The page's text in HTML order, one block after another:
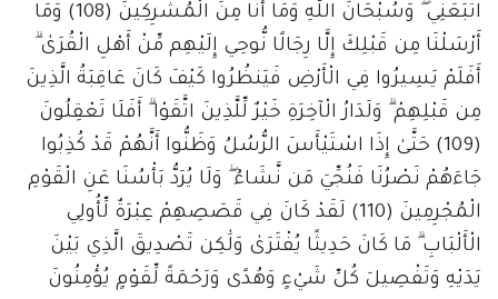
اتَّبَعَنِي ۖ وَسُبْحَانَ اللَّهِ وَمَا أَنَا مِنَ الْمُشْرِكِينَ (108) وَمَا
أَرْسَلْنَا مِن قَبْلِكَ إِلَّا رِجَالًا نُّوحِي إِلَيْهِم مِّنْ أَهْلِ الْقُرَىٰ ۗ
أَفَلَمْ يَسِيرُوا فِي الْأَرْضِ فَيَنظُرُوا كَيْفَ كَانَ عَاقِبَةُ الَّذِينَ
مِن قَبْلِهِمْ ۗ وَلَدَارُ الْآخِرَةِ خَيْرٌ لِّلَّذِينَ اتَّقَوْا ۗ أَفَلَا تَعْقِلُونَ
(109) حَتَّىٰ إِذَا اسْتَيْأَسَ الرُّسُلُ وَظَنُّوا أَنَّهُمْ قَدْ كُذِبُوا
جَاءَهُمْ نَصْرُنَا فَنُجِّيَ مَن نَّشَاءُ ۖ وَلَا يُرَدُّ بَأْسُنَا عَنِ الْقَوْمِ
الْمُجْرِمِينَ (110) لَقَدْ كَانَ فِي قَصَصِهِمْ عِبْرَةٌ لِّأُولِي
الْأَلْبَابِ ۗ مَا كَانَ حَدِيثًا يُفْتَرَىٰ وَلَٰكِن تَصْدِيقَ الَّذِي بَيْنَ
يَدَيْهِ وَتَفْصِيلَ كُلِّ شَيْءٍ وَهُدًى وَرَحْمَةً لِّقَوْمٍ يُؤْمِنُونَ